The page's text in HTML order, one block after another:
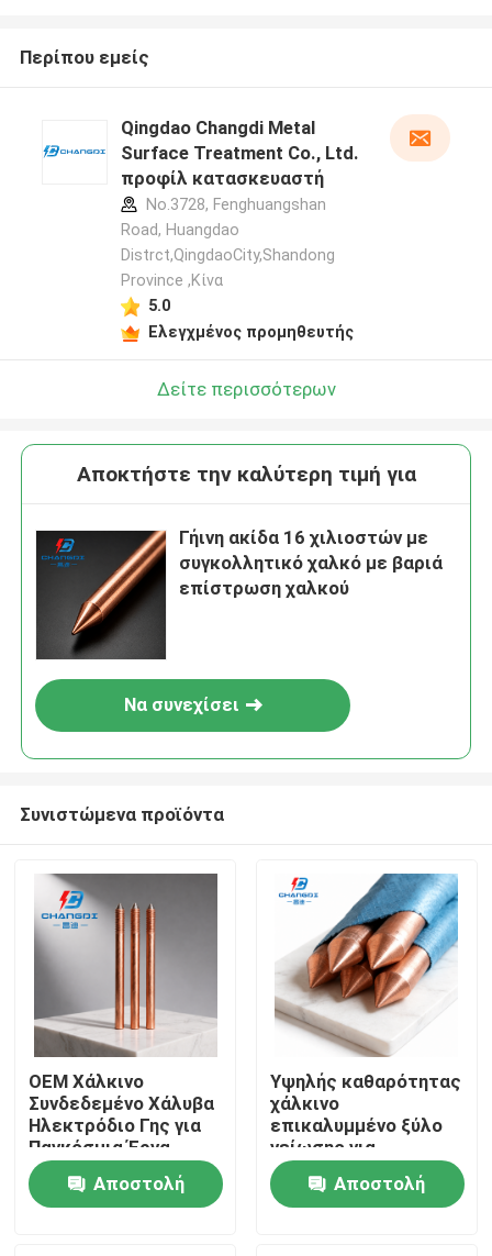
Αρχική Σελίδα
Προϊόντα
Περίπου εμείς
Qingdao Changdi Metal
Surface Treatment Co., Ltd.
προφίλ κατασκευαστή
No.3728, Fenghuangshan
Road, Huangdao
Distrct,QingdaoCity,Shandong
Province ,Κίνα
5.0
Ελεγχμένος προμηθευτής
Δείτε περισσότερων
Αποκτήστε την καλύτερη τιμή για
Γήινη ακίδα 16 χιλιοστών με
συγκολλητικό χαλκό με βαριά
επίστρωση χαλκού
Να συνεχίσει
Συνιστώμενα προϊόντα
OEM Χάλκινο
Συνδεδεμένο Χάλυβα
Ηλεκτρόδιο Γης για
Παγκόσμια Έργα
Αποστολή
Υψηλής καθαρότητας
χάλκινο
επικαλυμμένο ξύλο
γείωσης για
ηλεκτρικές
εγκαταστάσεις
Αποστολή